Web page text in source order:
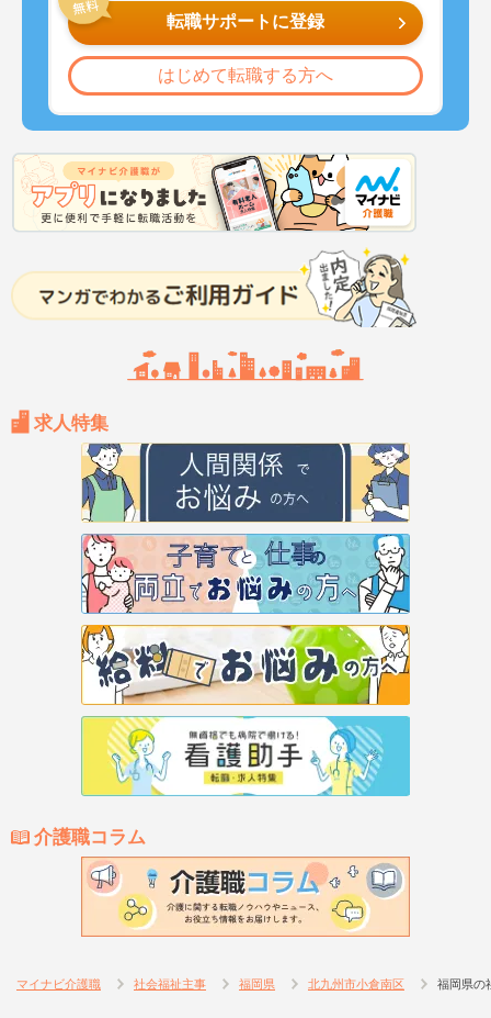
転職サポートに登録
はじめて転職する方へ
求人特集
介護職コラム
マイナビ介護職 社会福祉主事 福岡県 北九州市小倉南区 福岡県の